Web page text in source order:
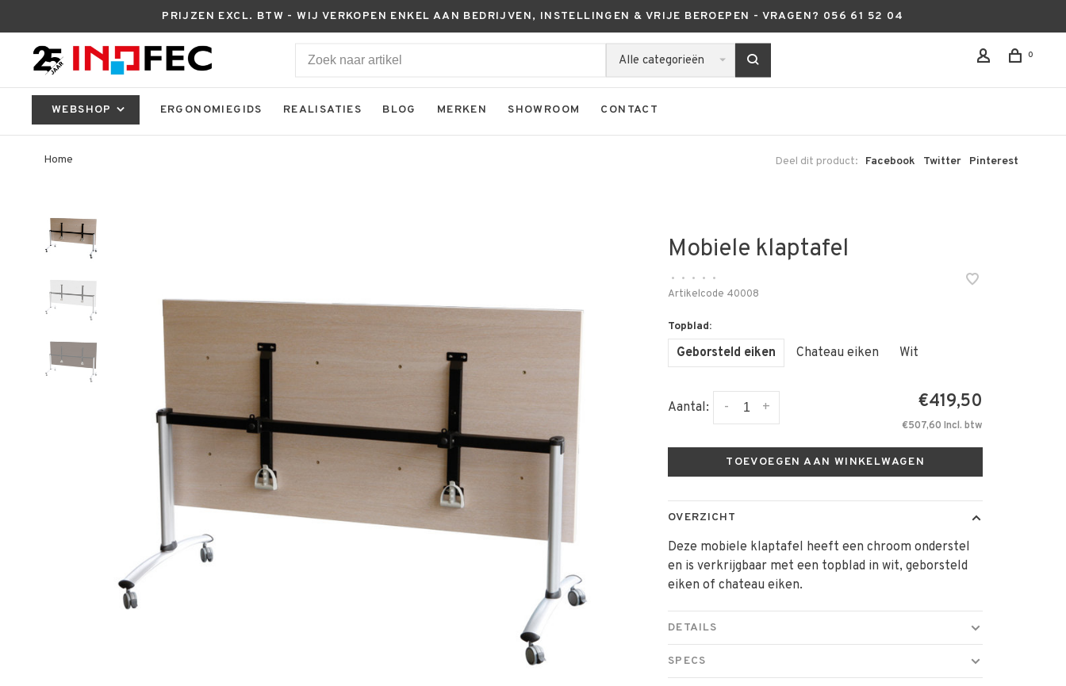
PRIJZEN EXCL. BTW - WIJ VERKOPEN ENKEL AAN BEDRIJVEN, INSTELLINGEN & VRIJE BEROEPEN - VRAGEN? 056 61 52 04
Alle categorieën 0
WEBSHOP ERGONOMIEGIDS REALISATIES BLOG MERKEN SHOWROOM CONTACT
Home Deel dit product: Facebook Twitter Pinterest
Mobiele klaptafel
• • • •
•
Artikelcode 40008
Topblad:
Geborsteld eiken Chateau eiken Wit
Aantal: +
- €419,50
€507,60 Incl. btw
TOEVOEGEN AAN WINKELWAGEN
OVERZICHT
Deze mobiele klaptafel heeft een chroom onderstel
en is verkrijgbaar met een topblad in wit, geborsteld
eiken of chateau eiken.
DETAILS
SPECS